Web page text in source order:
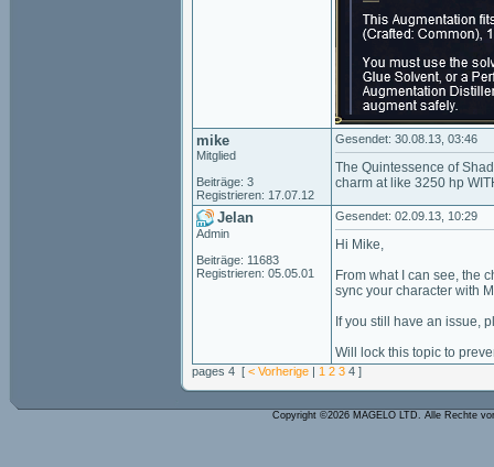
mike
Mitglied
Beiträge: 3
Registrieren: 17.07.12
Gesendet: 30.08.13, 03:46
The Quintessence of
charm at like 3250 hp
Jelan
Admin
Beiträge: 11683
Registrieren: 05.05.01
Gesendet: 02.09.13, 10:29
Hi Mike,
From what I can see, the
sync your character with
If you still have an issue,
Will lock this topic to
pages 4 [ < Vorherige | 1 2 3 4 ]
Copyright ©2026 MAGELO LTD. Alle Rechte